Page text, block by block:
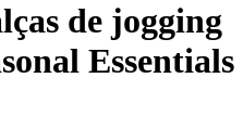
de jogging
Essentials